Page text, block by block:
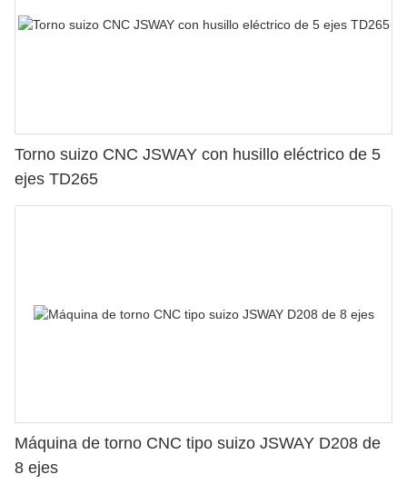
Torno suizo CNC JSWAY con husillo eléctrico de 5
ejes TD265
Máquina de torno CNC tipo suizo JSWAY D208 de
8 ejes